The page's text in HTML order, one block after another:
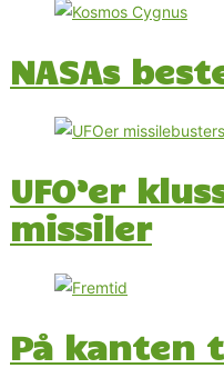
NASAs
UFO’er
missiler
På kanten